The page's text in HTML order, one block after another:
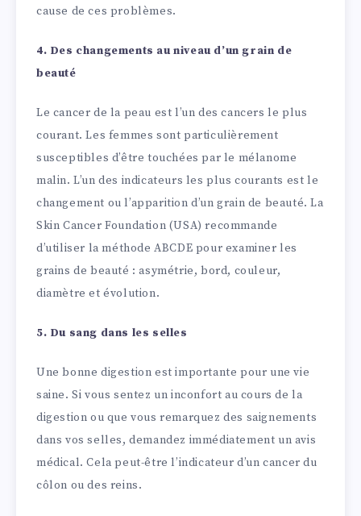
cause de ces problèmes.
4. Des changements au niveau d’un grain de
beauté
Le cancer de la peau est l’un des cancers le plus
courant. Les femmes sont particulièrement
susceptibles d’être touchées par le mélanome
malin. L’un des indicateurs les plus courants est le
changement ou l’apparition d’un grain de beauté. La
Skin Cancer Foundation (USA) recommande
d’utiliser la méthode ABCDE pour examiner les
grains de beauté : asymétrie, bord, couleur,
diamètre et évolution.
5. Du sang dans les selles
Une bonne digestion est importante pour une vie
saine. Si vous sentez un inconfort au cours de la
digestion ou que vous remarquez des saignements
dans vos selles, demandez immédiatement un avis
médical. Cela peut-être l’indicateur d’un cancer du
côlon ou des reins.